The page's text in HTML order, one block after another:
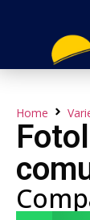
Home